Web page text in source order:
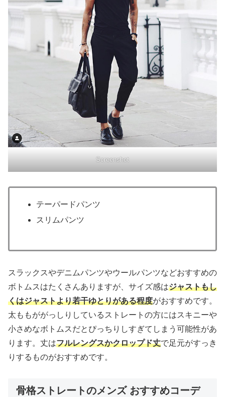
Screenshot
テーパードパンツ
スリムパンツ
スラックスやデニムパンツやウールパンツなどおすすめの
ボトムスはたくさんありますが、サイズ感はジャストもし
くはジャストより若干ゆとりがある程度がおすすめです。
太ももががっしりしているストレートの方にはスキニーや
小さめなボトムスだとぴっちりしすぎてしまう可能性があ
ります。丈はフルレングスかクロップド丈で足元がすっき
りするものがおすすめです。
骨格ストレートのメンズ おすすめコーデ